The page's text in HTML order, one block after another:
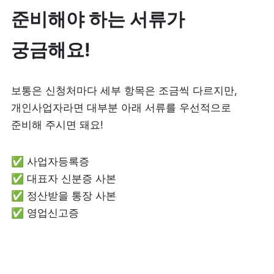
준비해야 하는 서류가
궁금해요!
보통은 신청처마다 세부 항목은 조금씩 다르지만,
개인사업자라면 대부분 아래 서류를 우선적으로
준비해 주시면 돼요!
✅ 사업자등록증
✅ 대표자 신분증 사본
✅ 정산받을 통장 사본
✅ 영업신고증